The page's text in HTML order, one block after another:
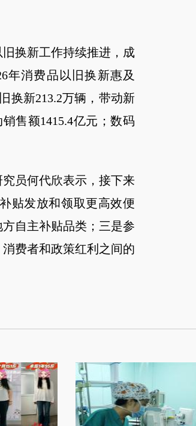
换新工作持续推进，成
年消费品以旧换新惠及
换新213.2万辆，带动新
售额1415.4亿元；数码
员何代欣表示，接下来
贴发放和领取更高效便
自主补贴品类；三是参
费者和政策红利之间的